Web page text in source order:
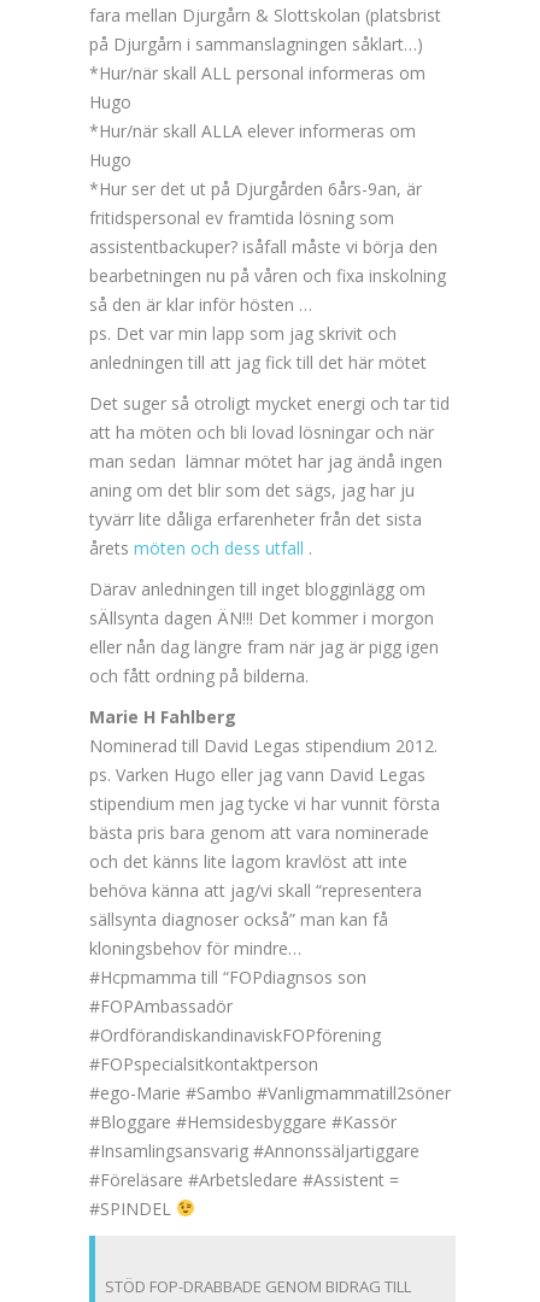
fara mellan Djurgårn & Slottskolan (platsbrist
på Djurgårn i sammanslagningen såklart…)
*Hur/när skall ALL personal informeras om
Hugo
*Hur/när skall ALLA elever informeras om
Hugo
*Hur ser det ut på Djurgården 6års-9an, är
fritidspersonal ev framtida lösning som
assistentbackuper? isåfall måste vi börja den
bearbetningen nu på våren och fixa inskolning
så den är klar inför hösten …
ps. Det var min lapp som jag skrivit och
anledningen till att jag fick till det här mötet
Det suger så otroligt mycket energi och tar tid
att ha möten och bli lovad lösningar och när
man sedan lämnar mötet har jag ändå ingen
aning om det blir som det sägs, jag har ju
tyvärr lite dåliga erfarenheter från det sista
årets möten och dess utfall .
Därav anledningen till inget blogginlägg om
sÄllsynta dagen ÄN!!! Det kommer i morgon
eller nån dag längre fram när jag är pigg igen
och fått ordning på bilderna.
Marie H Fahlberg
Nominerad till David Legas stipendium 2012.
ps. Varken Hugo eller jag vann David Legas
stipendium men jag tycke vi har vunnit första
bästa pris bara genom att vara nominerade
och det känns lite lagom kravlöst att inte
behöva känna att jag/vi skall “representera
sällsynta diagnoser också” man kan få
kloningsbehov för mindre…
#Hcpmamma till “FOPdiagnsos son
#FOPAmbassadör
#OrdförandiskandinaviskFOPförening
#FOPspecialsitkontaktperson
#ego-Marie #Sambo #Vanligmammatill2söner
#Bloggare #Hemsidesbyggare #Kassör
#Insamlingsansvarig #Annonssäljartiggare
#Föreläsare #Arbetsledare #Assistent =
#SPINDEL
STÖD FOP-DRABBADE GENOM BIDRAG TILL